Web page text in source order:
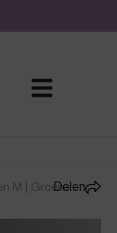
winkel
M | GroenDelen